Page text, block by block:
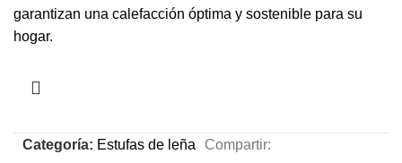
garantizan una calefacción óptima y sostenible para su
hogar.
Categoría: Estufas de leña Compartir: